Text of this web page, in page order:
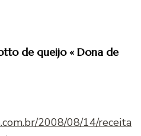
de queijo « Dona de
2008/08/14/receita